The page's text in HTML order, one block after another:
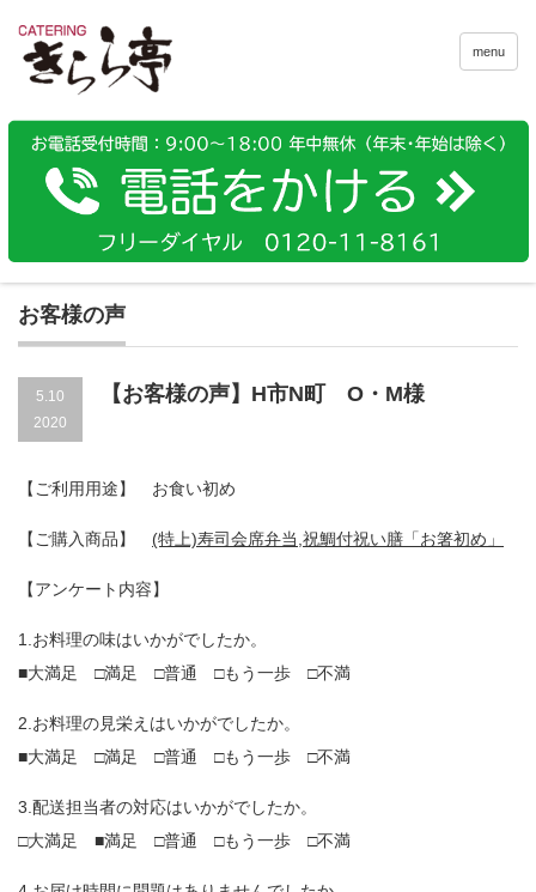
menu
お客様の声
5.10
2020
【お客様の声】H市N町 O・M様
【ご利用用途】 お食い初め
【ご購入商品】 (特上)寿司会席弁当,祝鯛付祝い膳「お箸初め」
【アンケート内容】
1.お料理の味はいかがでしたか。
■大満足 □満足 □普通 □もう一歩 □不満
2.お料理の見栄えはいかがでしたか。
■大満足 □満足 □普通 □もう一歩 □不満
3.配送担当者の対応はいかがでしたか。
□大満足 ■満足 □普通 □もう一歩 □不満